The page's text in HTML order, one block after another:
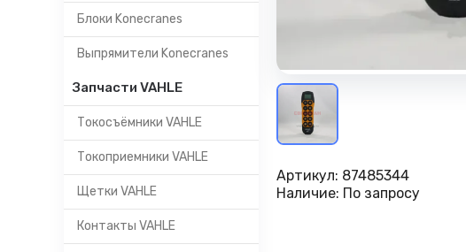
Блоки Konecranes
Выпрямители Konecranes
Запчасти VAHLE
Токосъёмники VAHLE
Токоприемники VAHLE
Щетки VAHLE
Контакты VAHLE
Артикул: 87485344
Наличие: По запросу